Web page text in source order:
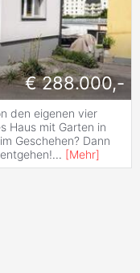
€ 288.000,-
den eigenen vier
Haus mit Garten in
Geschehen? Dann
... [Mehr]